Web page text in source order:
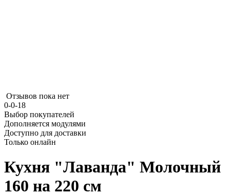
Отзывов пока нет
0-0-18
Выбор покупателей
Дополняется модулями
Доступно для доставки
Только онлайн
Кухня "Лаванда" Молочный
160 на 220 см